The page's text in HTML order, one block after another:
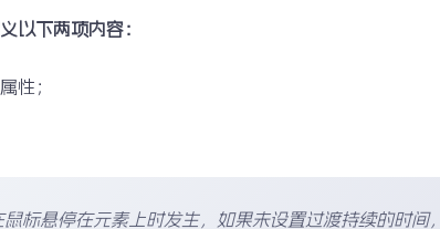
以下两项内容：
性；
标悬停在元素上时发生，如果未设置过渡持续的时间，